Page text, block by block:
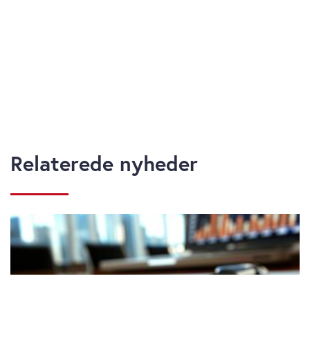
Relaterede nyheder